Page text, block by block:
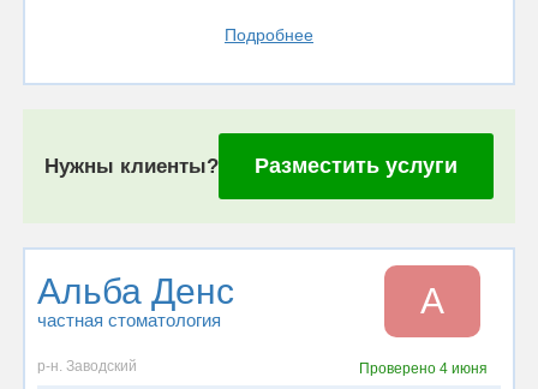
Подробнее
Нужны клиенты? Разместить услуги
Альба Денс
частная стоматология А
р-н. Заводский Проверено4 июня